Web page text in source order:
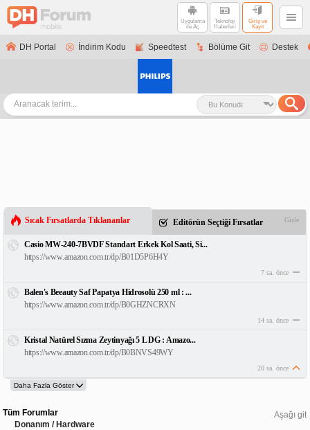
Uygulama
ile Aç
Teknoloji
Haberleri
Giriş ve
Kayıt
DH Portal İndirim Kodu Speedtest Bölüme Git Destek
Sıcak Fırsatlarda Tıklananlar Editörün Seçtiği Fırsatlar Gizle
Casio MW-240-7BVDF Standart Erkek Kol Saati, Si...
https://www.amazon.com.tr/dp/B01D5P6H4Y
7 sa. önce
Balen's Beeauty Saf Papatya Hidrosolü 250 ml : ...
https://www.amazon.com.tr/dp/B0GHZNCRXN
14 sa. önce
Kristal Natürel Sızma Zeytinyağı 5 L DG : Amazo...
https://www.amazon.com.tr/dp/B0BNVS49WY
20 sa. önce
Aşağı git
Tüm Forumlar
Donanım / Hardware